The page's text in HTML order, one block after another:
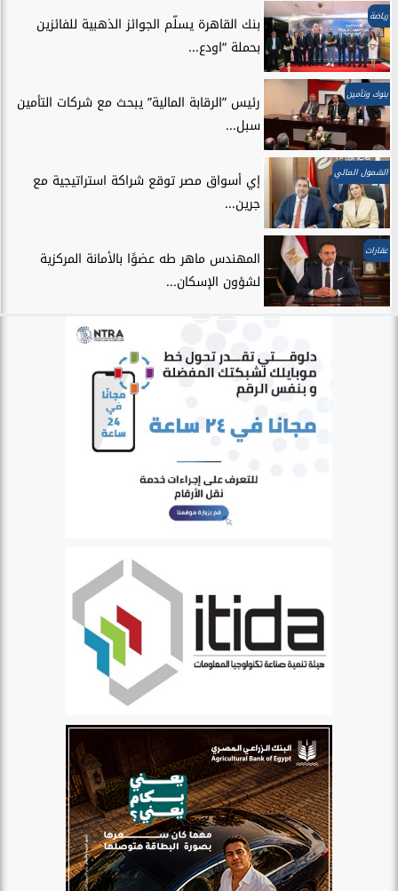
رياضة
بنك القاهرة يسلّم الجوائز الذهبية للفائزين
بحملة “اودع...
بنوك وتأمين
رئيس ”الرقابة المالية” يبحث مع شركات التأمين
سبل...
الشمول المالي
إي أسواق مصر توقع شراكة استراتيجية مع
جرين...
عقارات
المهندس ماهر طه عضوًا بالأمانة المركزية
لشؤون الإسكان...